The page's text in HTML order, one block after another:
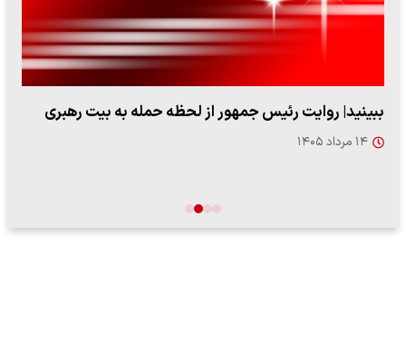
ببینید| روایت رئیس جمهور از لحظه حمله به بیت رهبری
۱۴ مرداد ۱۴۰۵